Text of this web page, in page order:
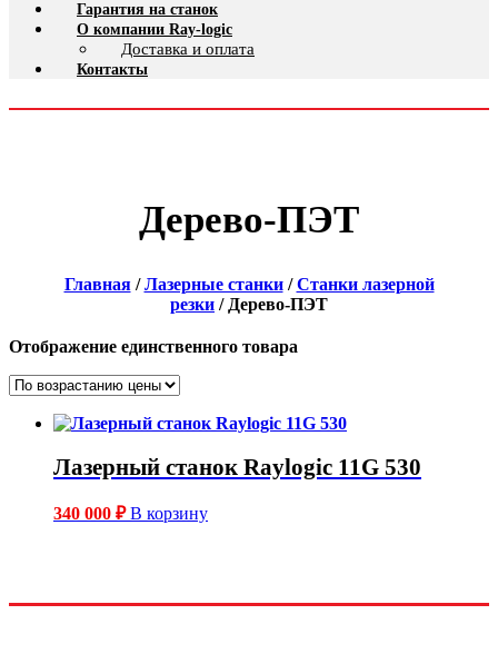
Гарантия на станок
О компании Ray-logic
Доставка и оплата
Контакты
Дерево-ПЭТ
Главная/Лазерные станки/Станки лазерной
резки / Дерево-ПЭТ
Отображение единственного товара
Лазерный станок Raylogic 11G 530
340 000 ₽ В корзину